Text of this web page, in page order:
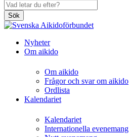
Sök
Nyheter
Om aikido
Om aikido
Frågor och svar om aikido
Ordlista
Kalendariet
Kalendariet
Internationella evenemang